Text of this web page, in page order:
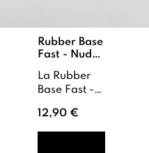
Rubber Base
Fast - Nude
La Rubber
Base Fast -
est une base
de renfort
12,90 €